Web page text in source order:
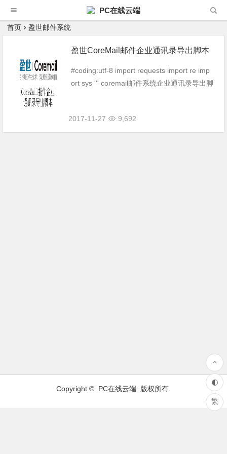
PC在线云端
首页 盈世邮件系统
盈世CoreMail邮件企业通讯录导出脚本
#coding:utf-8 import requests import re imp
ort sys ''' coremail邮件系统企业通讯录导出脚
2017-11-27 9,692
Copyright © PC在线云端 版权所有.
繁